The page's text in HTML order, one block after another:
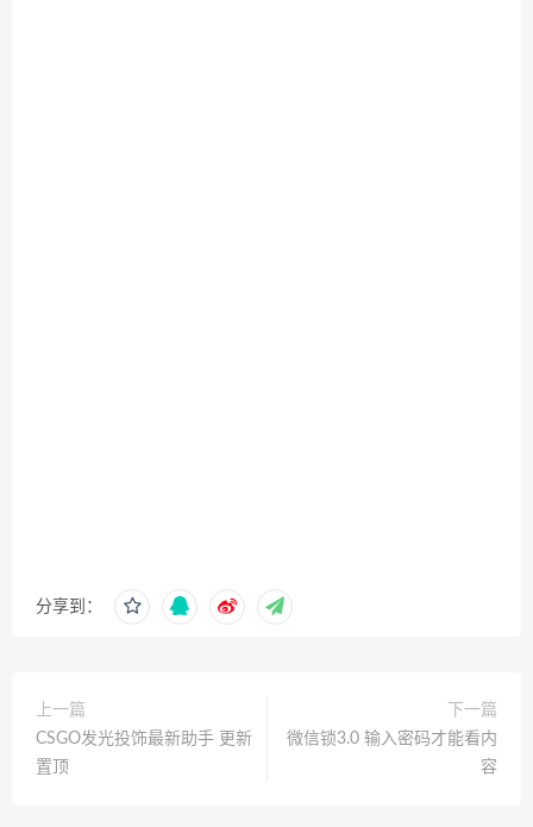
分享到：
上一篇
CSGO发光投饰最新助手 更新
置顶
下一篇
微信锁3.0 输入密码才能看内
容